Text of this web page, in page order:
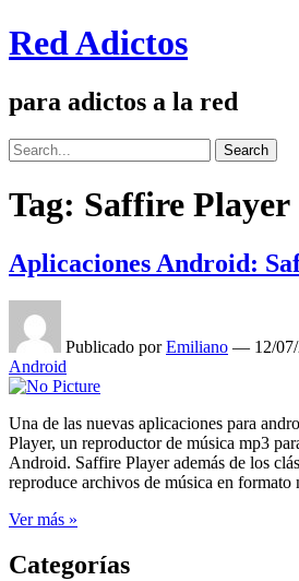
Red Adictos
para adictos a la red
Search
for:
Search
Tag: Saffire Player
Aplicaciones Android:
Publicado porEmiliano — 12/
Android
Una de las nuevas aplicaciones para
Player, un reproductor de música mp3
Android. Saffire Player además de los
reproduce archivos de música en
Ver más »
Categorías